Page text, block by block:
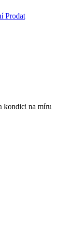
Prodat
kondici na míru